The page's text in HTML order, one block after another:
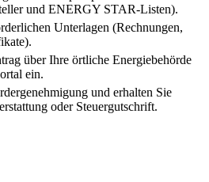
und ENERGY STAR-Listen).
Unterlagen (Rechnungen,
über Ihre örtliche Energiebehörde
ein.
und erhalten Sie
oder Steuergutschrift.